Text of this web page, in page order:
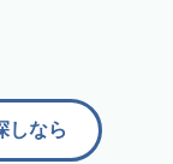
しなら